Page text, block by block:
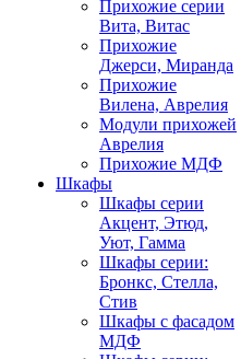
Прихожие серии
Вита, Витас
Прихожие
Джерси, Миранда
Прихожие
Вилена, Аврелия
Модули прихожей
Аврелия
Прихожие МДФ
Шкафы
Шкафы серии
Акцент, Этюд,
Уют, Гамма
Шкафы серии:
Бронкс, Стелла,
Стив
Шкафы с фасадом
МДФ